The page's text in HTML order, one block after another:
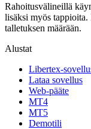
Rahoitusvälineillä
lisäksi myös
talletuksen määrään.
Alustat
Libertex-
Lataa sovellus
Web-pääte
MT4
MT5
Demotili